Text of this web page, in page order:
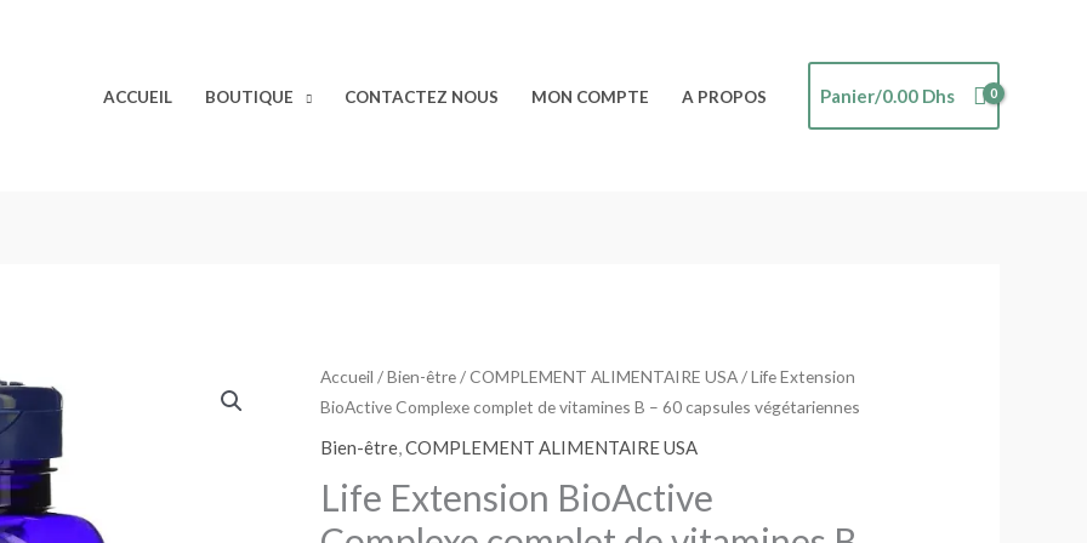
ACCUEIL BOUTIQUE CONTACTEZ NOUS MON COMPTE A PROPOS Panier/0.00 Dhs
Accueil /Bien-être/COMPLEMENT ALIMENTAIRE USA/ Life Extension
BioActive Complexe complet de vitamines B – 60 capsules végétariennes
Bien-être,COMPLEMENT ALIMENTAIRE USA
Life Extension BioActive
quantité
de
Life
BioActive